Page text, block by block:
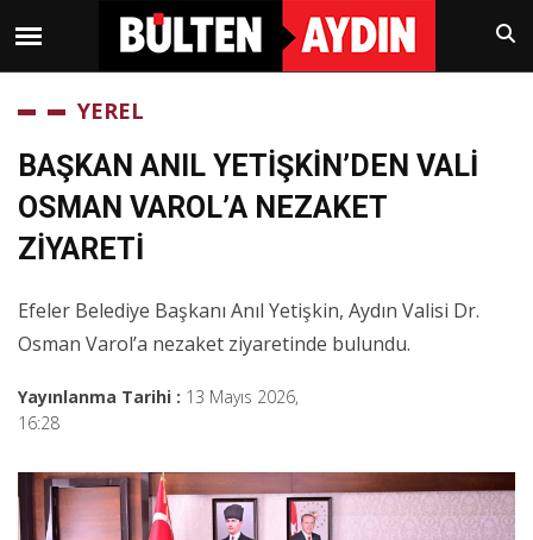
YEREL
BAŞKAN ANIL YETİŞKİN’DEN VALİ
OSMAN VAROL’A NEZAKET
ZİYARETİ
Efeler Belediye Başkanı Anıl Yetişkin, Aydın Valisi Dr.
Osman Varol’a nezaket ziyaretinde bulundu.
Yayınlanma Tarihi : 13 Mayıs 2026,
16:28